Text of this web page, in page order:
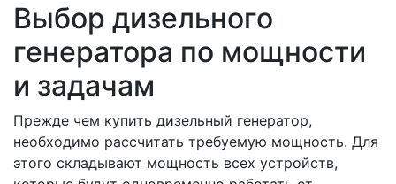
Выбор дизельного
генератора по мощности
и задачам
Прежде чем купить дизельный генератор,
необходимо рассчитать требуемую мощность. Для
этого складывают мощность всех устройств,